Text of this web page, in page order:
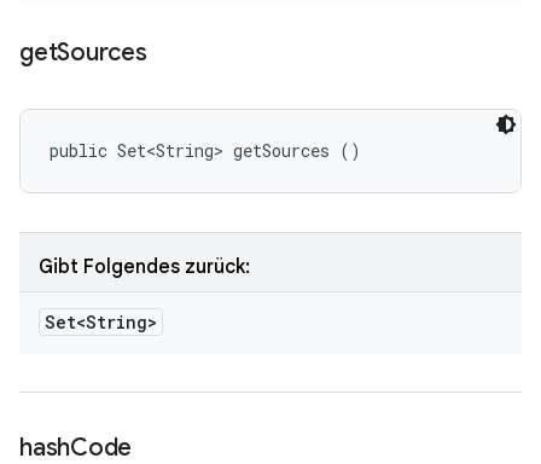
getSources
public Set<String> getSources ()
Gibt Folgendes zurück:
Set<String>
hashCode